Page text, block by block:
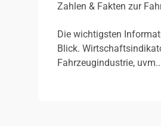
Zahlen & Fakten zur
Die wichtigsten
Blick.
Fahrzeugindustrie,